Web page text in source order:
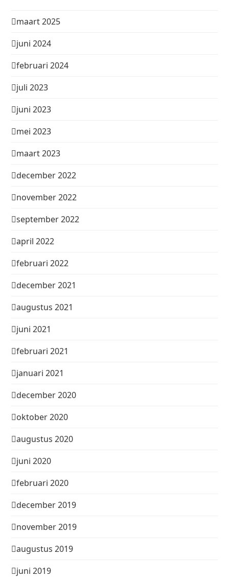
maart 2025
juni 2024
februari 2024
juli 2023
juni 2023
mei 2023
maart 2023
december 2022
november 2022
september 2022
april 2022
februari 2022
december 2021
augustus 2021
juni 2021
februari 2021
januari 2021
december 2020
oktober 2020
augustus 2020
juni 2020
februari 2020
december 2019
november 2019
augustus 2019
juni 2019